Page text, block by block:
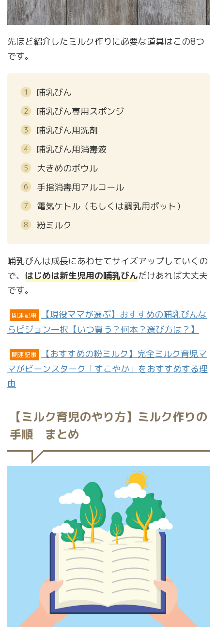
先ほど紹介したミルク作りに必要な道具はこの8つ
です。
哺乳びん
哺乳びん専用スポンジ
哺乳びん用洗剤
哺乳びん用消毒液
大きめのボウル
手指消毒用アルコール
電気ケトル（もしくは調乳用ポット）
粉ミルク
哺乳びんは成長にあわせてサイズアップしていくの
で、 はじめは新生児用の哺乳びんだけあれば大丈夫
です。
関連記事
【現役ママが選ぶ】おすすめの哺乳びんな
らピジョン一択【いつ買う？何本？選び方は？】
関連記事
【おすすめの粉ミルク】完全ミルク育児マ
マがビーンスターク「すこやか」をおすすめする理
由
【ミルク育児のやり方】ミルク作りの
手順 まとめ